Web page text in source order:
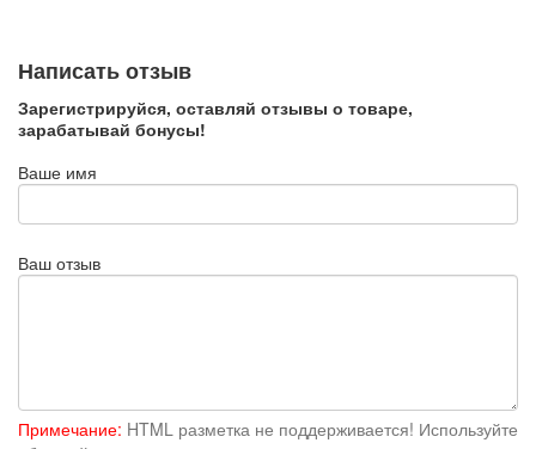
Написать отзыв
Зарегистрируйся, оставляй отзывы о товаре,
зарабатывай бонусы!
Ваше имя
Ваш отзыв
Примечание: HTML разметка не поддерживается! Используйте